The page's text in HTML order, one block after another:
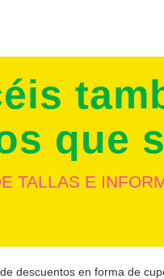
que
TALLAS E
descuentos en forma de